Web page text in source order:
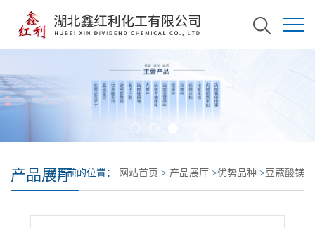
产品展厅您当前的位置： 网站首页 > 产品展厅 >优势品种 > 豆蔻酸镁